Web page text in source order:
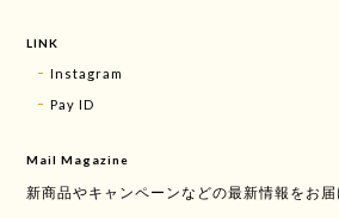
LINK
Instagram
Pay ID
Mail Magazine
新商品やキャンペーンなどの最新情報をお届